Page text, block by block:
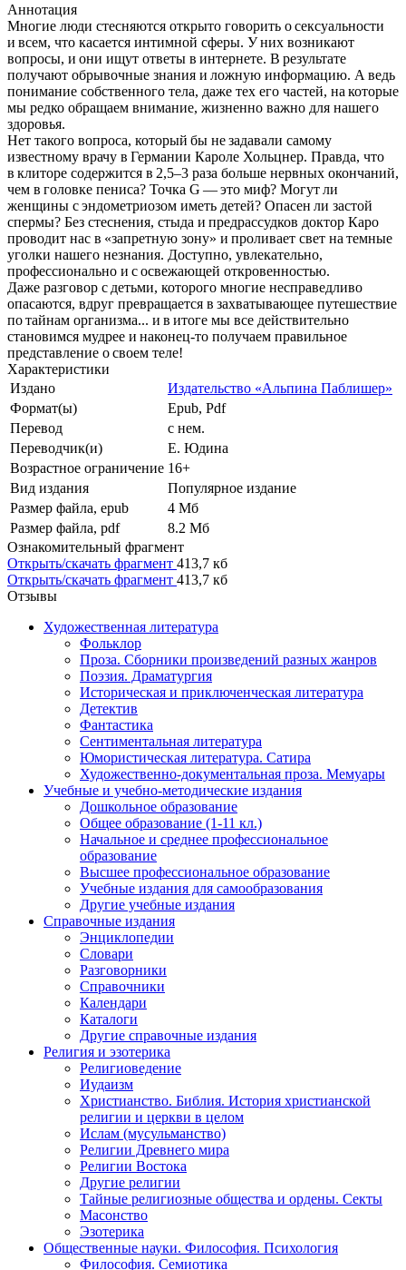
Аннотация
Многие люди стесняются открыто говорить о сексуальности
и всем, что касается интимной сферы. У них возникают
вопросы, и они ищут ответы в интернете. В результате
получают обрывочные знания и ложную информацию. А ведь
понимание собственного тела, даже тех его частей, на которые
мы редко обращаем внимание, жизненно важно для нашего
здоровья.
Нет такого вопроса, который бы не задавали самому
известному врачу в Германии Кароле Хольцнер. Правда, что
в клиторе содержится в 2,5–3 раза больше нервных окончаний,
чем в головке пениса? Точка G — это миф? Могут ли
женщины с эндометриозом иметь детей? Опасен ли застой
спермы? Без стеснения, стыда и предрассудков доктор Каро
проводит нас в «запретную зону» и проливает свет на темные
уголки нашего незнания. Доступно, увлекательно,
профессионально и с освежающей откровенностью.
Даже разговор с детьми, которого многие несправедливо
опасаются, вдруг превращается в захватывающее путешествие
по тайнам организма... и в итоге мы все действительно
становимся мудрее и наконец-то получаем правильное
представление о своем теле!
Характеристики
Издано
Издательство «Альпина Паблишер»
Формат(ы)
Epub, Pdf
Перевод
с нем.
Переводчик(и)
Е. Юдина
Возрастное ограничение 16+
Вид издания
Популярное издание
Размер файла, epub
4 Mб
Размер файла, pdf
8.2 Mб
Ознакомительный фрагмент
Открыть/скачать фрагмент 413,7 кб
Открыть/скачать фрагмент 413,7 кб
Отзывы
Художественная литература
Фольклор
Проза. Сборники произведений разных жанров
Поэзия. Драматургия
Историческая и приключенческая литература
Детектив
Фантастика
Сентиментальная литература
Юмористическая литература. Сатира
Художественно-документальная проза. Мемуары
Учебные и учебно-методические издания
Дошкольное образование
Общее образование (1-11 кл.)
Начальное и среднее профессиональное
образование
Высшее профессиональное образование
Учебные издания для самообразования
Другие учебные издания
Справочные издания
Энциклопедии
Словари
Разговорники
Справочники
Календари
Каталоги
Другие справочные издания
Религия и эзотерика
Религиоведение
Иудаизм
Христианство. Библия. История христианской
религии и церкви в целом
Ислам (мусульманство)
Религии Древнего мира
Религии Востока
Другие религии
Тайные религиозные общества и ордены. Секты
Масонство
Эзотерика
Общественные науки. Философия. Психология
Философия. Семиотика